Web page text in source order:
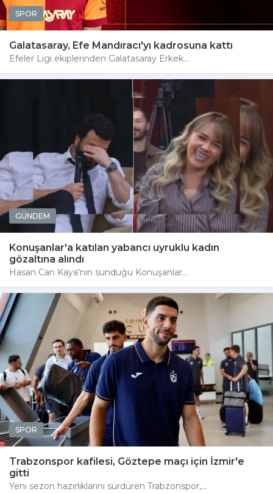
SPOR
Galatasaray, Efe Mandıracı'yı kadrosuna kattı
Efeler Ligi ekiplerinden Galatasaray Erkek...
GÜNDEM
Konuşanlar'a katılan yabancı uyruklu kadın
gözaltına alındı
Hasan Can Kaya'nın sunduğu Konuşanlar...
SPOR
Trabzonspor kafilesi, Göztepe maçı için İzmir'e
gitti
Yeni sezon hazırlıklarını sürdüren Trabzonspor,...